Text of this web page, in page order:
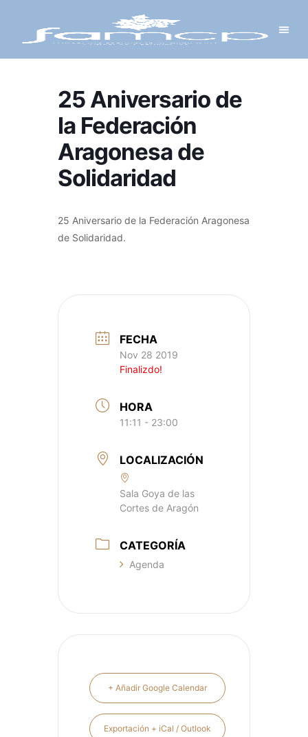
25 Aniversario de
la Federación
Aragonesa de
Solidaridad
25 Aniversario de la Federación Aragonesa
de Solidaridad.
FECHA
Nov 28 2019
Finalizdo!
HORA
11:11 - 23:00
LOCALIZACIÓN
Sala Goya de las
Cortes de Aragón
CATEGORÍA
Agenda
+ Añadir Google Calendar
Exportación + iCal / Outlook